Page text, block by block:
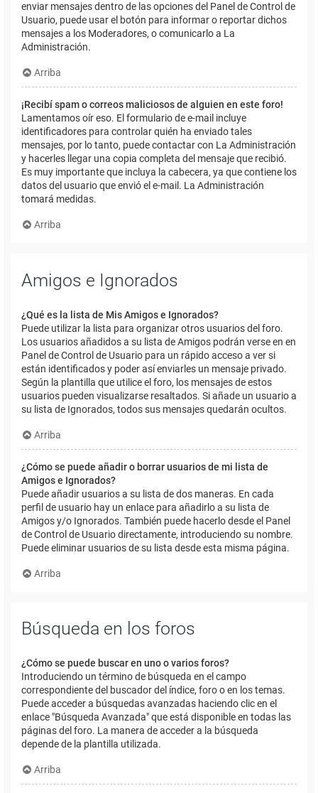
enviar mensajes dentro de las opciones del Panel de Control de
Usuario, puede usar el botón para informar o reportar dichos
mensajes a los Moderadores, o comunicarlo a La
Administración.
Arriba
¡Recibí spam o correos maliciosos de alguien en este foro!
Lamentamos oír eso. El formulario de e-mail incluye
identificadores para controlar quién ha enviado tales
mensajes, por lo tanto, puede contactar con La Administración
y hacerles llegar una copia completa del mensaje que recibió.
Es muy importante que incluya la cabecera, ya que contiene los
datos del usuario que envió el e-mail. La Administración
tomará medidas.
Arriba
Amigos e Ignorados
¿Qué es la lista de Mis Amigos e Ignorados?
Puede utilizar la lista para organizar otros usuarios del foro.
Los usuarios añadidos a su lista de Amigos podrán verse en en
Panel de Control de Usuario para un rápido acceso a ver si
están identificados y poder así enviarles un mensaje privado.
Según la plantilla que utilice el foro, los mensajes de estos
usuarios pueden visualizarse resaltados. Si añade un usuario a
su lista de Ignorados, todos sus mensajes quedarán ocultos.
Arriba
¿Cómo se puede añadir o borrar usuarios de mi lista de
Amigos e Ignorados?
Puede añadir usuarios a su lista de dos maneras. En cada
perfil de usuario hay un enlace para añadirlo a su lista de
Amigos y/o Ignorados. También puede hacerlo desde el Panel
de Control de Usuario directamente, introduciendo su nombre.
Puede eliminar usuarios de su lista desde esta misma página.
Arriba
Búsqueda en los foros
¿Cómo se puede buscar en uno o varios foros?
Introduciendo un término de búsqueda en el campo
correspondiente del buscador del índice, foro o en los temas.
Puede acceder a búsquedas avanzadas haciendo clic en el
enlace "Búsqueda Avanzada" que está disponible en todas las
páginas del foro. La manera de acceder a la búsqueda
depende de la plantilla utilizada.
Arriba